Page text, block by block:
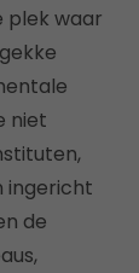
plek waar
niet
ingericht
de